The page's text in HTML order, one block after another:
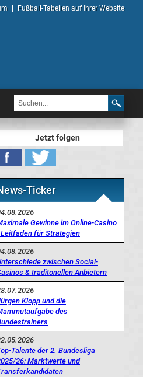
Fußball-Tabellen auf Ihrer Website
Jetzt folgen
Ticker
Gewinne im Online-Casino
für Strategien
zwischen Social-
& traditonellen Anbietern
Klopp und die
des
Talente der 2. Bundesliga
26: Marktwerte und